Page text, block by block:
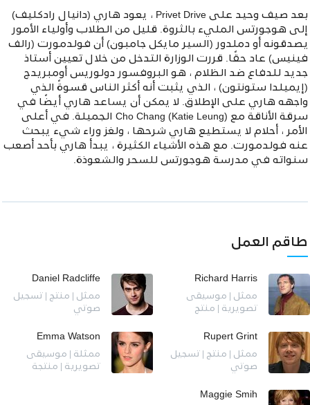
بعد صيف وحيد على Privet Drive ، يعود هاري (دانيال رادكليف)
إلى هوجورتس المليء بالثروة. قليل من الطلاب وأولياء الأمور
يصدقونه أو دملدور (السير مايكل جامبون) أن فولدمورت (رالف
فينيس) عاد حقًا. قررت الوزارة التدخل من خلال تعيين أستاذ
جديد للدفاع ضد الظلام ، هو البروفسور دولوريس أومبريدج
(إيميلدا ستونتون) ، الذي يثبت أنه أكثر الناس قسوةً الذي
واجهه هاري على الإطلاق. لا يمكن أن يساعد هاري أيضًا في
سرقة الأناقة مع Cho Chang (Katie Leung) الجميلة. في أعلى
الأمر ، أحلام لا يستطيع هاري شرحها ، ولغز وراء شيء يبحث
عنه فولدمورت. مع هذه الأشياء الكثيرة ، يبدأ هاري بأحد أصعب
سنواته في مدرسة هوجورتس للسحر والشعوذة.
طاقم العمل
Richard Harris
ممثل | موسيقى
تصويرية | منتج
Daniel Radcliffe
ممثل | منتج | تسجيل
صوتي
Rupert Grint
ممثل | منتج | تسجيل
صوتي
Emma Watson
ممثلة | موسيقى
تصويرية | منتجة
Maggie Smih